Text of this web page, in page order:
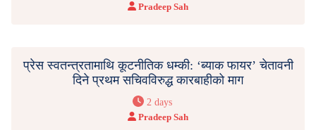
Pradeep Sah
प्रेस स्वतन्त्रतामाथि कूटनीतिक धम्की: ‘ब्याक फायर’ चेतावनी
दिने प्रथम सचिवविरुद्ध कारबाहीको माग
2 days
Pradeep Sah